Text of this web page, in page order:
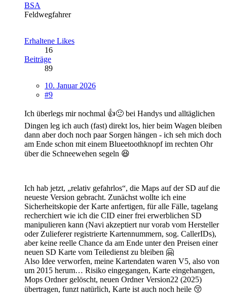
BSA
Feldwegfahrer
Erhaltene Likes
16
Beiträge
89
10. Januar 2026
#9
Ich überlegs mir nochmal 👍🙂 bei Handys und alltäglichen
Dingen leg ich auch (fast) direkt los, hier beim Wagen bleiben
dann aber doch noch paar Sorgen hängen - ich seh mich doch
am Ende schon mit einem Blueetoothknopf im rechten Ohr
über die Schneewehen segeln 😆
Ich hab jetzt, „relativ gefahrlos“, die Maps auf der SD auf die
neueste Version gebracht. Zunächst wollte ich eine
Sicherheitskopie der Karte anfertigen, für alle Fälle, tagelang
recherchiert wie ich die CID einer frei erwerblichen SD
manipulieren kann (Navi akzeptiert nur vorab vom Hersteller
oder Zulieferer registrierte Kartennummern, sog. CallerIDs),
aber keine reelle Chance da am Ende unter den Preisen einer
neuen SD Karte vom Teiledienst zu bleiben 🤗
Also Idee verworfen, meine Kartendaten waren V5, also von
um 2015 herum… Risiko eingegangen, Karte eingehangen,
Mops Ordner gelöscht, neuen Ordner Version22 (2025)
übertragen, funzt natürlich, Karte ist auch noch heile 😚